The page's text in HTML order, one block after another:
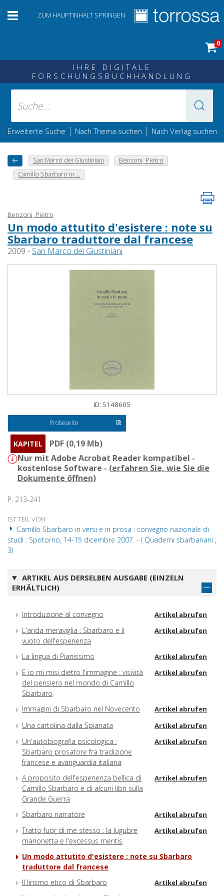
ZUM HAUPTINHALT SPRINGEN
0
IHRE DIGITALE
FORSCHUNGSBUCHHANDLUNG
Erweiterte Suche | Nach Thema suchen | Nach Verlag suchen
San Marco dei Giustiniani
Benzoni, Pietro
Camillo Sbarbaro in ...
Benzoni, Pietro
Un modo attutito d'esistere : note su
Sbarbaro traduttore dal francese
2009 - San Marco dei Giustiniani
ID: 5148605
Probeseite
KAPITEL
PDF (0,19 Mb)
Nur mit Adobe Acrobat Reader kompatibel -
kostenlose Software - (erfahren Sie, wie Sie die
Dokumente öffnen)
P. 213-241
IST TEIL VON
Camillo Sbarbaro in versi e in prosa : convegno nazionale di
studi : Spotorno, 14-15 dicembre 2007. - ( Quaderni sbarbariani ;
3)
ARTIKEL AUS DERSELBEN AUSGABE (EINZELN
ERHÄLTLICH)
Introduzione al convegno Artikel abrufen
L'arida meraviglia : Sbarbaro e il
vuoto dell'esperienza
Artikel abrufen
La lingua di Pianissimo Artikel abrufen
E io mi misi dietro l'immagine : visività
del pensiero nel mondo di Camillo
Sbarbaro
Artikel abrufen
Immagini di Sbarbaro nel Novecento Artikel abrufen
Una cartolina dalla Spianata Artikel abrufen
Un'autobiografia psicologica :
Sbarbaro prosatore fra tradizione
francese e avanguardia italiana
Artikel abrufen
A proposito dell'esperienza bellica di
Camillo Sbarbaro e di alcuni libri sulla
Grande Guerra
Artikel abrufen
Sbarbaro narratore Artikel abrufen
Tratto fuor di me stesso : la lugubre
marionetta e l'excessus mentis
Artikel abrufen
Un modo attutito d'esistere : note su Sbarbaro
traduttore dal francese
Il lirismo etico di Sbarbaro
Artikel abrufen